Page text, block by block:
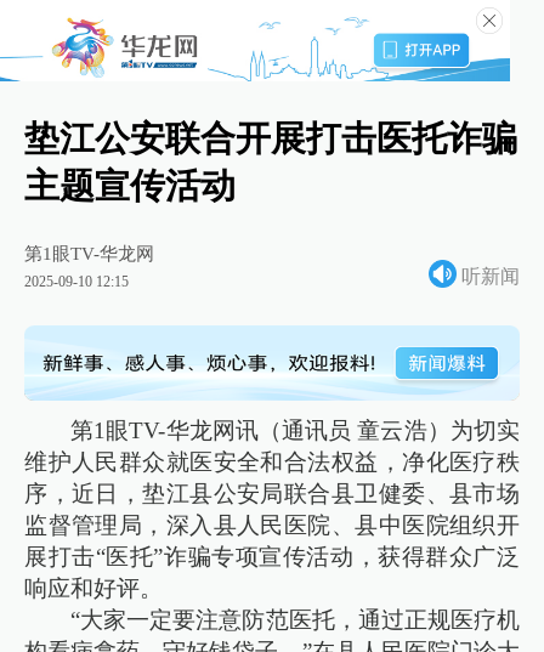
垫江公安联合开展打击医托诈骗
主题宣传活动
第1眼TV-华龙网
2025-09-10 12:15 听新闻
第1眼TV-华龙网讯（通讯员 童云浩）为切实
维护人民群众就医安全和合法权益，净化医疗秩
序，近日，垫江县公安局联合县卫健委、县市场
监督管理局，深入县人民医院、县中医院组织开
展打击“医托”诈骗专项宣传活动，获得群众广泛
响应和好评。
“大家一定要注意防范医托，通过正规医疗机